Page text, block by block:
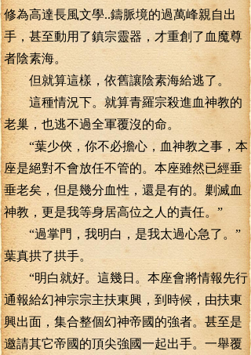
修為高達長風文學..鑄脈境的過萬峰親自出
手，甚至動用了鎮宗靈器，才重創了血魔尊
者陰素海。
但就算這樣，依舊讓陰素海給逃了。
這種情況下。就算青羅宗殺進血神教的
老巢，也逃不過全軍覆沒的命。
“葉少俠，你不必擔心，血神教之事，本
座是絕對不會放任不管的。本座雖然已經垂
垂老矣，但是幾分血性，還是有的。剿滅血
神教，更是我等身居高位之人的責任。”
“過掌門，我明白，是我太過心急了。”
葉真拱了拱手。
“明白就好。這幾日。本座會將情報先行
通報給幻神宗宗主扶東興，到時候，由扶東
興出面，集合整個幻神帝國的強者。甚至是
邀請其它帝國的頂尖強國一起出手。一舉覆